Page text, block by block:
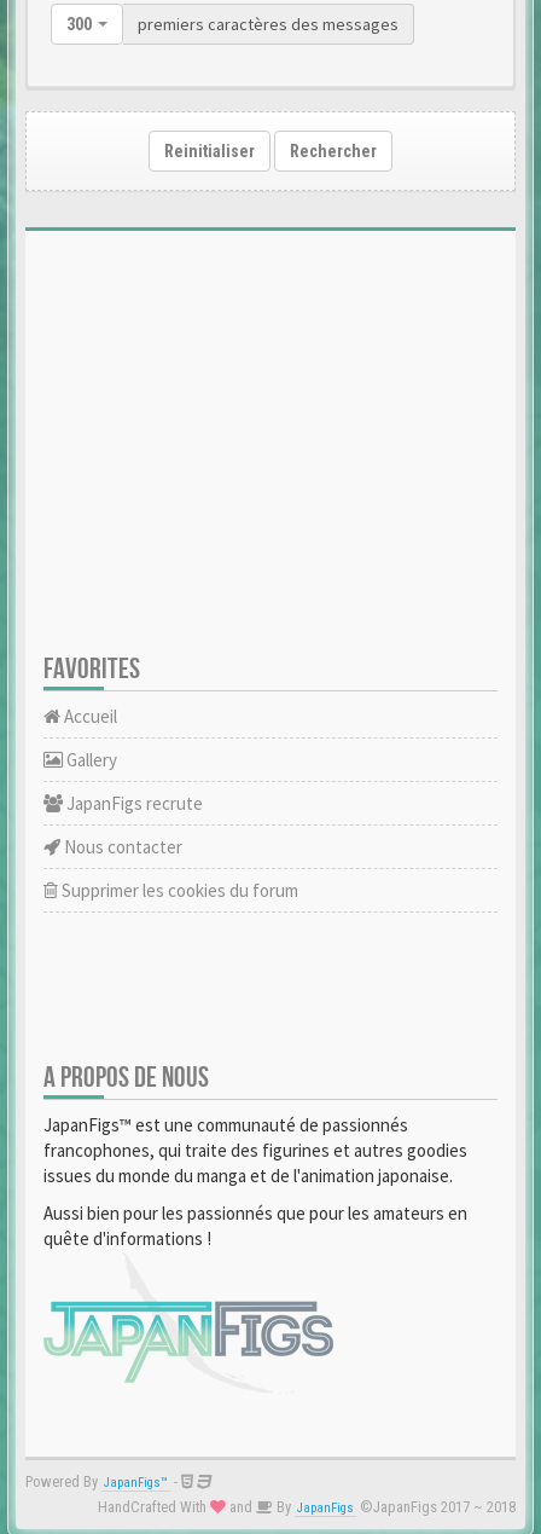
300 premiers caractères des messages
Reinitialiser Rechercher
FAVORITES
Accueil
Gallery
JapanFigs recrute
Nous contacter
Supprimer les cookies du forum
A PROPOS DE NOUS
JapanFigs™ est une communauté de passionnés
francophones, qui traite des figurines et autres goodies
issues du monde du manga et de l'animation japonaise.
Aussi bien pour les passionnés que pour les amateurs en
quête d'informations !
Powered By JapanFigs™ -
HandCrafted With
and By JapanFigs ©JapanFigs 2017 ~ 2018